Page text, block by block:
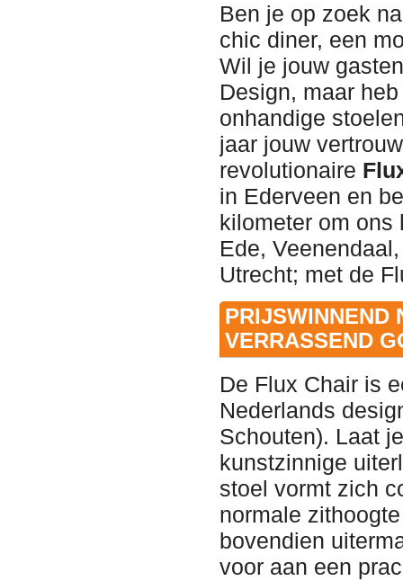
Ben je op zoek
chic diner, een
Wil je jouw
Design, maar
onhandige
jaar jouw
revolutionaire
in Ederveen en
kilometer om ons
Ede,
Utrecht; met de
PRIJSWINNEND
VERRASSEND
De Flux Chair is
Nederlands
Schouten). Laat
kunstzinnige
stoel vormt zich
normale
bovendien
voor aan een